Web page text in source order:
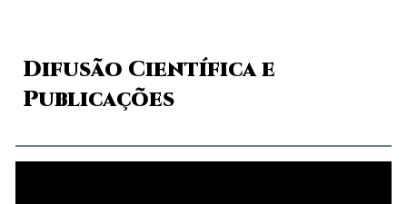
Difusão Científicae
Publicações